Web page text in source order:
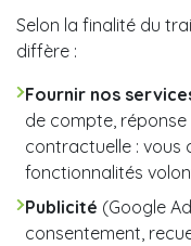
Selon la finalité du
diffère :
Fournir nos
de compte,
contractuelle : vous
fonctionnalités
Publicité (Google
consentement,